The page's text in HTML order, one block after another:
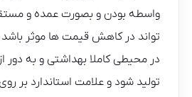
واسطه بودن و بصورت عمده و
تواند در کاهش قیمت ها موثر باشد
در محیطی کاملا بهداشتی و به دور
تولید شود و علامت استاندارد بر